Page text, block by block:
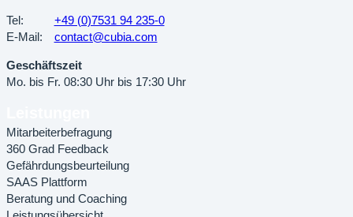
Tel:
+49 (0)7531 94 235-0
E-Mail:
contact@cubia.com
Geschäftszeit
Mo. bis Fr. 08:30 Uhr bis 17:30 Uhr
Mitarbeiterbefragung
360 Grad Feedback
Gefährdungsbeurteilung
SAAS Plattform
Beratung und Coaching